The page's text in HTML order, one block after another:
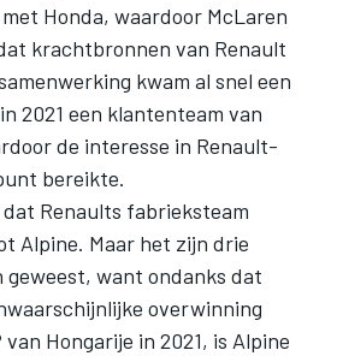
Honda, waardoor McLaren
krachtbronnen van Renault
kwam al snel een
2021 een klantenteam van
de interesse in Renault-
bereikte.
Renaults fabrieksteam
Alpine. Maar het zijn drie
want ondanks dat
overwinning
Hongarije in 2021, is Alpine